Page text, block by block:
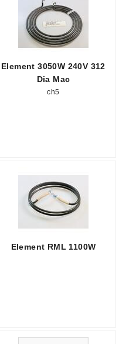
Element 3050W 240V 312
Dia Mac
ch5
Element RML 1100W